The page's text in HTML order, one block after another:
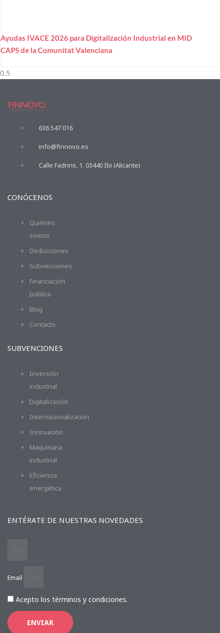
Ayudas IVACE 2026 para Digitalización Industrial en MID
CAPS de la Comunitat Valenciana
636 547 016
info@finnovo.es
Calle Fadrins, 1. 03440 Ibi (Alicante)
CONÓCENOS
Quiénes
somos
Deducciones
Subvenciones
Financiación
pública
Blog
Contacto
SUBVENCIONES
Inversión
industrial
Digitalización
Internacionalización
Innovación
Maquinaria
industrial
Eficiencia
energética
ENTÉRATE DE NUESTRAS NOVEDADES
Email
Acepto los términos y condiciones.
ENVIAR